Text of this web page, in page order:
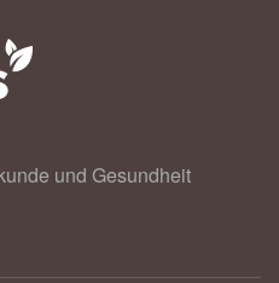
und Gesundheit